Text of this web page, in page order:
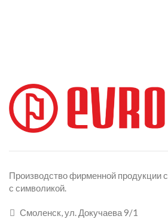
Производство фирменной продукции
с символикой.
Смоленск, ул. Докучаева 9/1